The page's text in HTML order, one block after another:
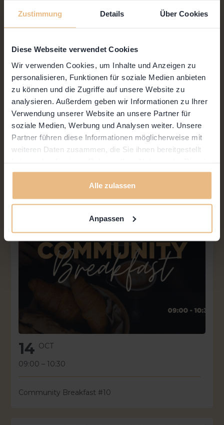
Zustimmung Details Über Cookies
Diese Webseite verwendet Cookies
Wir verwenden Cookies, um Inhalte und Anzeigen zu
personalisieren, Funktionen für soziale Medien anbieten
zu können und die Zugriffe auf unsere Website zu
analysieren. Außerdem geben wir Informationen zu Ihrer
Verwendung unserer Website an unsere Partner für
soziale Medien, Werbung und Analysen weiter. Unsere
Partner führen diese Informationen möglicherweise mit
weiteren Daten zusammen, die Sie ihnen bereitgestellt
gesammelt haben.
Alle zulassen
Anpassen
17 SEP
11:30– 14:00
Community BBQ
14 OCT
09:00 – 10:30
Community Breakfast #10